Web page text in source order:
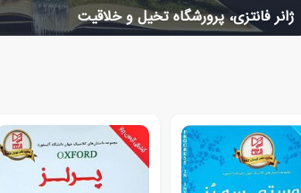
ژانر فانتزی، پرورشگاه تخیل و خلاقیت